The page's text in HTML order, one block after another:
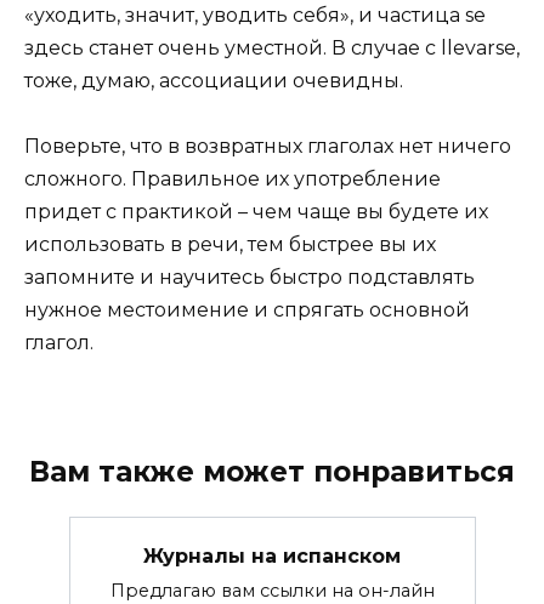
«уходить, значит, уводить себя», и частица se
здесь станет очень уместной. В случае с llevarse,
тоже, думаю, ассоциации очевидны.
Поверьте, что в возвратных глаголах нет ничего
сложного. Правильное их употребление
придет с практикой – чем чаще вы будете их
использовать в речи, тем быстрее вы их
запомните и научитесь быстро подставлять
нужное местоимение и спрягать основной
глагол.
Вам также может понравиться
Журналы на испанском
Предлагаю вам ссылки на он-лайн